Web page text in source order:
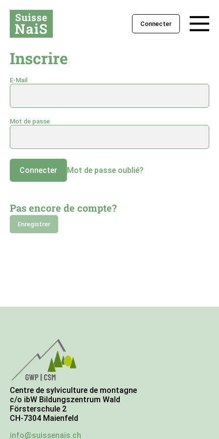
Suisse
NaiS Connecter
Inscrire
E-Mail
Mot de passe
Connecter Mot de passe oublié?
Pas encore de compte?
Enregistrer
Centre de sylviculture de montagne
c/o ibW Bildungszentrum Wald
Försterschule 2
CH-7304 Maienfeld
info@suissenais.ch